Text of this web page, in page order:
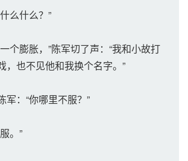
么什么？”
个膨胀，”陈军切了声：“我和小故打
，也不见他和我换个名字。”
：“你哪里不服？”
。”